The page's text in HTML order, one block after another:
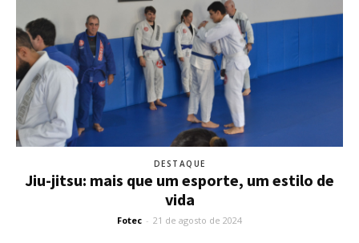
DESTAQUE
Jiu-jitsu: mais que um esporte, um estilo de
vida
Fotec - 21 de agosto de 2024